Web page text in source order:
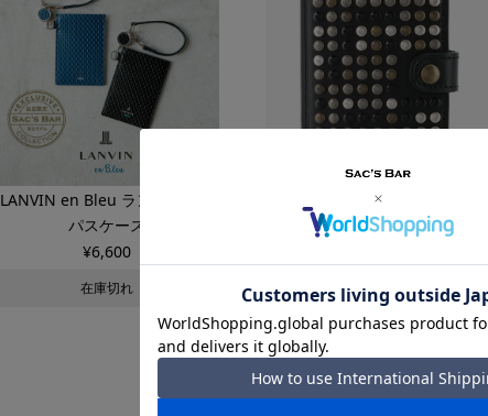
LANVIN en Bleu ランバンオン
ブルー
パスケース
¥6,600
在庫切れ
Kjore Project キョーレプロジェ
クト
カードケース
在庫切れ